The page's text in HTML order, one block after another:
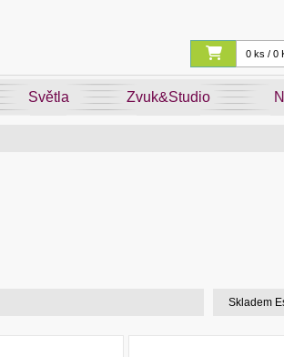
0 ks / 0
Světla Zvuk&Studio
Skladem